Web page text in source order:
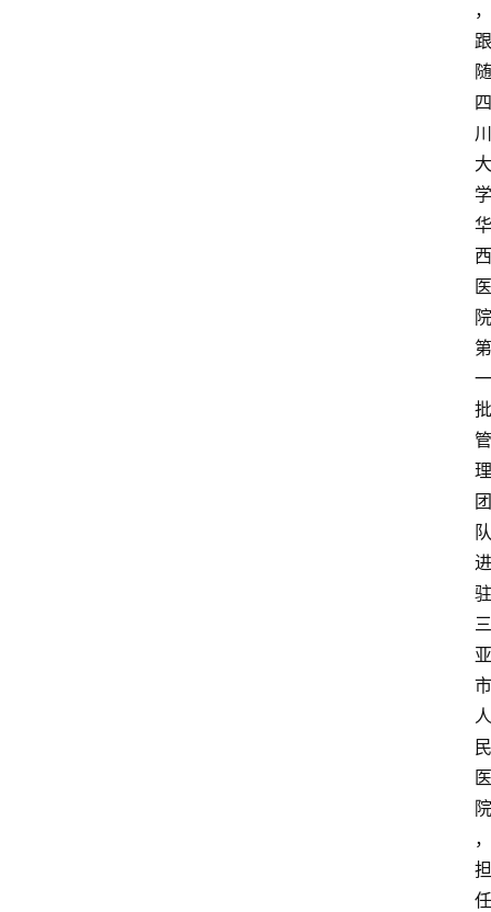
，
跟
随
四
川
大
学
华
西
医
院
第
一
批
管
理
团
队
进
驻
三
亚
市
人
民
医
院
，
担
任